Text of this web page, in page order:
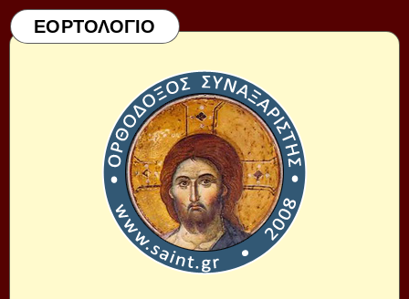
ΕΟΡΤΟΛΟΓΙΟ